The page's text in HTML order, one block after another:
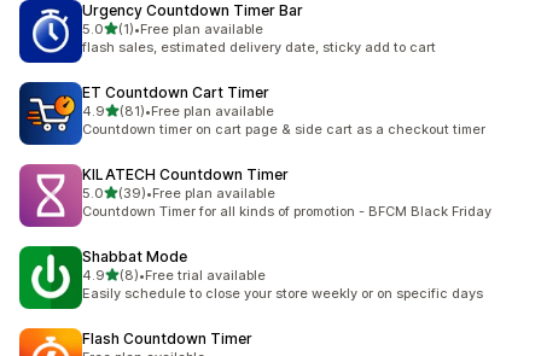
Urgency Countdown Timer Bar
5.0滿分 5 顆星
(1)
共有 1 則評價
•Free plan available
flash sales, estimated delivery date, sticky add to cart
ET Countdown Cart Timer
4.9滿分 5 顆星
(81)
共有 81 則評價
•Free plan available
Countdown timer on cart page & side cart as a checkout timer
KILATECH Countdown Timer
5.0滿分 5 顆星
(39)
共有 39 則評價
•Free plan available
Countdown Timer for all kinds of promotion - BFCM Black Friday
Shabbat Mode
4.9滿分 5 顆星
(8)
共有 8 則評價
•Free trial available
Easily schedule to close your store weekly or on specific days
Flash Countdown Timer